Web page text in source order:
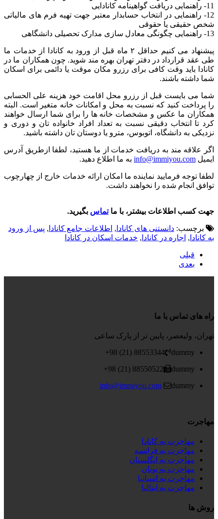
11- راهنمایی دریافت گواهینامه کانادایی
12- راهنمایی در انتخاب حسابدار معتبر جهت تهیه فرم های مالیاتی
شخص حقیقی یا حقوقی
13- راهنمایی چگونگی معادل سازی مدارک تحصیلی دانشگاهی
پیشنهاد می کنیم حداقل ۲ ماه قبل از ورود به کانادا از خدمات ما
طی عقد قرارداد در دفتر تهران بهره مند شوید. چون همکاران ما در
کانادا باید وقت کافی برای رزرو مکان موقت یا دائمی برای اسکان
شما داشته باشند.
شما می بایست قبل از رزرو محل اقامت خود هزینه علی الحسابی
را پرداخت کنید که نسبت به محل و امکانات خانه متغیر است. البته
همکاران ما عکس و مشخصات خانه ها را برای شما ارسال خواهند
کرد تا انتخاب دقیقی نسبت به تعداد افراد خانواده تان و دوری و
نزدیکی به دانشگاه، اتوبوس، مترو یا دوستان تان داشته باشید.
اگر علاقه مند به دریافت خدمات از ما هستید، لطفا ازطریق آدرس
ایمیل info@immiyou.com به ما اطلاع دهید.
لطفا توجه فرمایید نماینده ما امکان ارائه خدمات خارج از چهارچوب
توافق انجام شده را نخواهند داشت.
جهت کسب اطلاعات بیشتر، با ماتماس بگیرید.
برچسب: دانستنی های کانادا , اطلاعات جامع کانادا , پس از ورود
به کانادا , اجاره در کانادا , خدمات اسکان در کانادا
قبلی
بعدی
راه های تماس با ما
تهران، ولیعصر، پایین تر از پارک ساعی
dummy
88553344 (21) 98+
dummy
88550522 (21) 98+
dummy
info@immiyou.com
مهاجرت
مهاجرت به کانادا
مهاجرت به فرانسه
مهاجرت به انگلستان
مهاجرت به یونان
مهاجرت به اسپانیا
مهاجرت به ایتالیا
روش ها